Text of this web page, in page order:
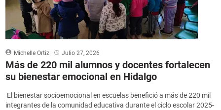
Michelle Ortiz Julio 27, 2026
Más de 220 mil alumnos y docentes fortalecen
su bienestar emocional en Hidalgo
El bienestar socioemocional en escuelas benefició a más de 220 mil
integrantes de la comunidad educativa durante el ciclo escolar 2025-